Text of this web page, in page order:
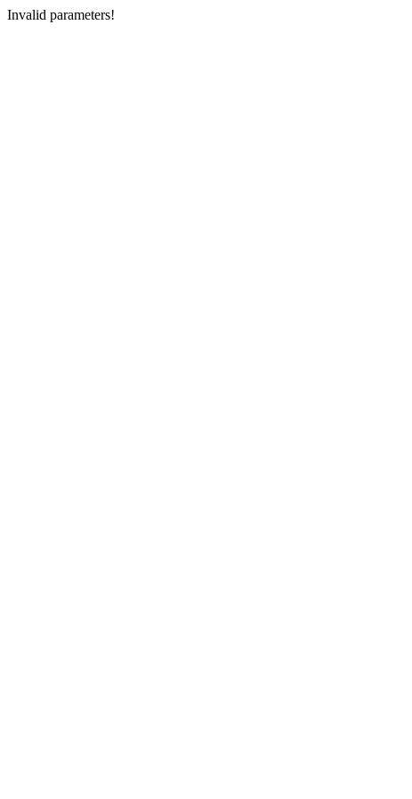
Invalid parameters!